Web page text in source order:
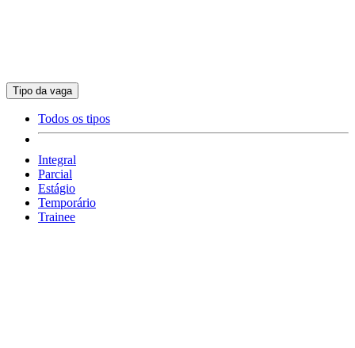
Tipo da vaga
Todos os tipos
Integral
Parcial
Estágio
Temporário
Trainee